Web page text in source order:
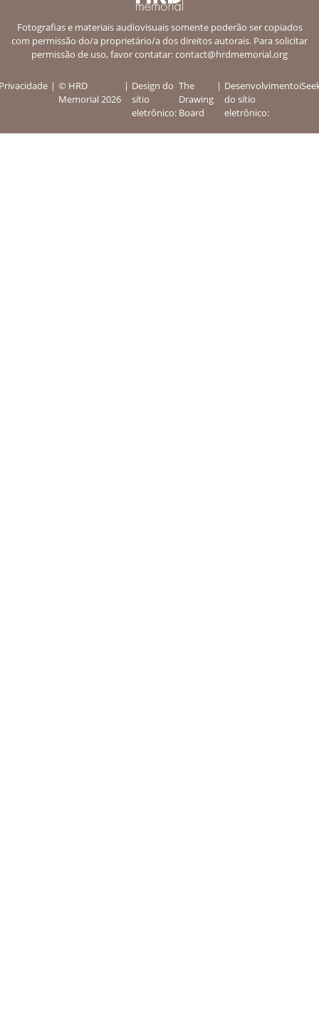
Fotografias e materiais audiovisuais somente poderão ser copiados
com permissão do/a proprietário/a dos direitos autorais. Para solicitar
permissão de uso, favor contatar:contact@hrdmemorial.org
© HRD
Memorial 2026
Design do
sítio
eletrônico:
The
Drawing
Board
Desenvolvimento
do sítio
eletrônico: